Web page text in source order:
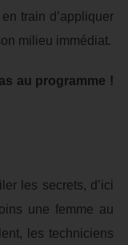
train d’appliquer
milieu immédiat.
au programme !
les secrets, d’ici
une femme au
les techniciens